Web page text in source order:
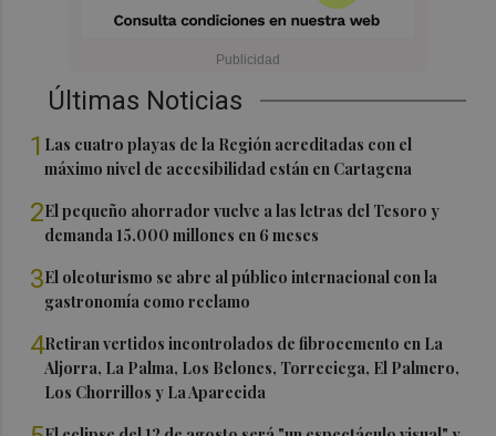
Últimas Noticias
1 Las cuatro playas de la Región acreditadas con el
máximo nivel de accesibilidad están en Cartagena
2El pequeño ahorrador vuelve a las letras del Tesoro y
demanda 15.000 millones en 6 meses
3El oleoturismo se abre al público internacional con la
gastronomía como reclamo
4Retiran vertidos incontrolados de fibrocemento en La
Aljorra, La Palma, Los Belones, Torreciega, El Palmero,
Los Chorrillos y La Aparecida